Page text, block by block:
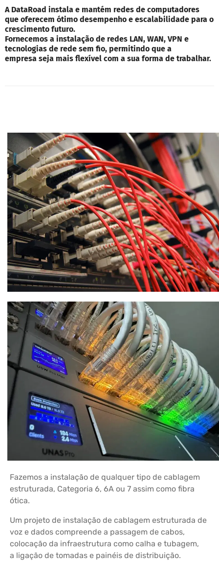
A DataRoad instala e mantém redes de computadores
que oferecem ótimo desempenho e escalabilidade para o
crescimento futuro.
Fornecemos a instalação de redes LAN, WAN, VPN e
tecnologias de rede sem fio, permitindo que a
empresa seja mais flexível com a sua forma de trabalhar.
Fazemos a instalação de qualquer tipo de cablagem
estruturada, Categoria 6, 6A ou 7 assim como fibra
ótica.
Um projeto de instalação de cablagem estruturada de
voz e dados compreende a passagem de cabos,
colocação da infraestrutura como calha e tubagem,
a ligação de tomadas e painéis de distribuição.